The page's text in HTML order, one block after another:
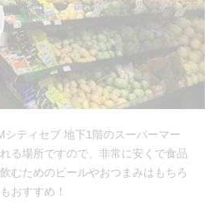
シティセブ 地下1階のスーパーマー
る場所ですので、非常に安くで食品
むためのビールやおつまみはもちろ
おすすめ！